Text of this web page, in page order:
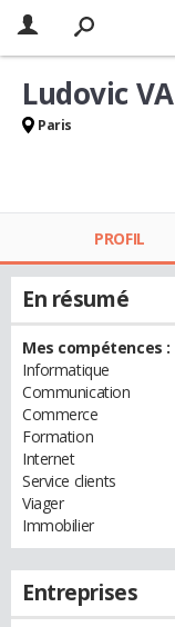
Ludovic
Paris
PROFIL
En résumé
Mes compétences :
Informatique
Communication
Commerce
Formation
Internet
Service clients
Viager
Immobilier
Entreprises